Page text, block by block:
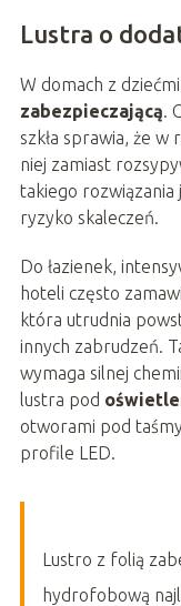
Lustra o
W domach z
zabezpieczającą.
szkła sprawia, że w
niej zamiast
takiego rozwiązania
ryzyko skaleczeń.
Do łazienek,
hoteli często
która utrudnia
innych zabrudzeń.
wymaga silnej
lustra pod
otworami pod
profile LED.
Lustro z folią
hydrofobową